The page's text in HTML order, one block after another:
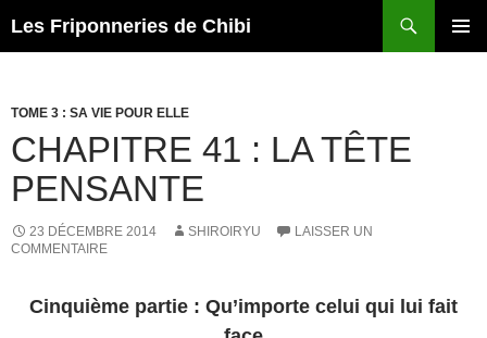
Les Friponneries de Chibi
TOME 3 : SA VIE POUR ELLE
CHAPITRE 41 : LA TÊTE
PENSANTE
23 DÉCEMBRE 2014 SHIROIRYU
LAISSER UN
COMMENTAIRE
Cinquième partie : Qu’importe celui qui lui fait